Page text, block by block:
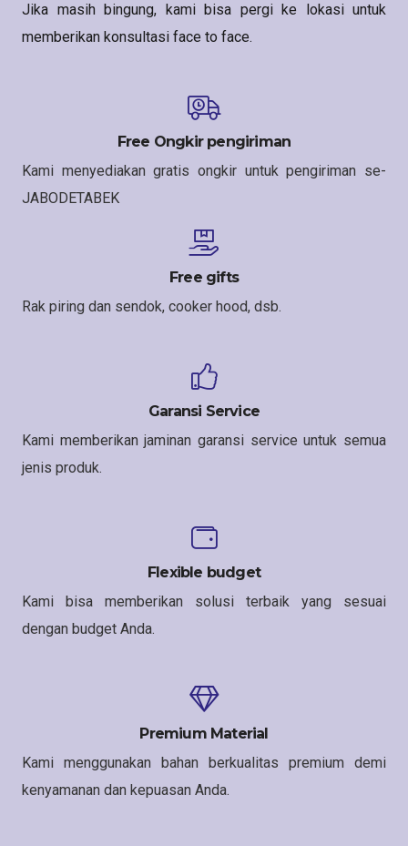
Jika masih bingung, kami bisa pergi ke lokasi untuk
memberikan konsultasi face to face.
Free Ongkir pengiriman
Kami menyediakan gratis ongkir untuk pengiriman se-
JABODETABEK
Free gifts
Rak piring dan sendok, cooker hood, dsb.
Garansi Service
Kami memberikan jaminan garansi service untuk semua
jenis produk.
Flexible budget
Kami bisa memberikan solusi terbaik yang sesuai
dengan budget Anda.
Premium Material
Kami menggunakan bahan berkualitas premium demi
kenyamanan dan kepuasan Anda.